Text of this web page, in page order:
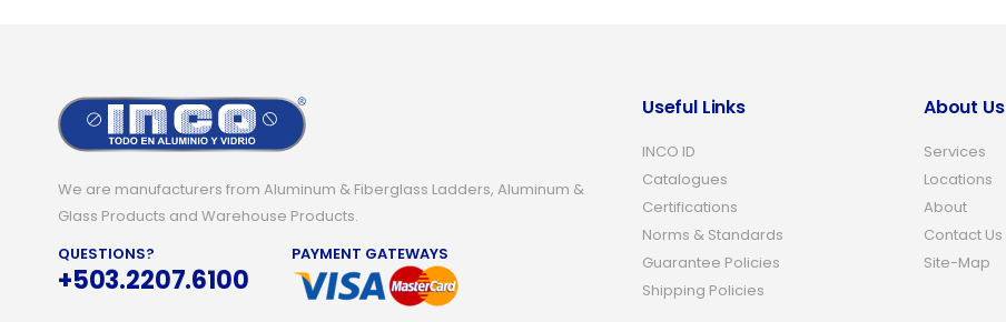
We are manufacturers from Aluminum & Fiberglass Ladders, Aluminum &
Glass Products and Warehouse Products.
QUESTIONS?
+503.2207.6100
PAYMENT GATEWAYS
Useful Links
INCO ID
Catalogues
Certifications
Norms & Standards
Guarantee Policies
Shipping Policies
About Us
Services
Locations
About
Contact Us
Site-Map